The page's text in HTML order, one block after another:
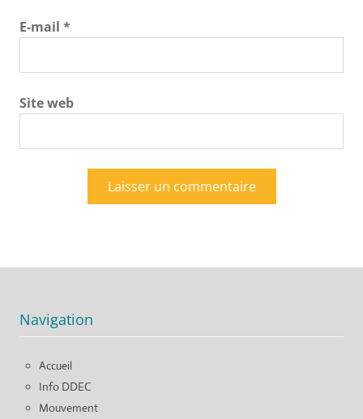
E-mail *
Site web
Navigation
Accueil
Info DDEC
Mouvement